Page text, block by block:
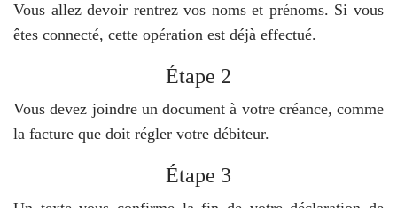
Vous allez devoir rentrez vos noms et prénoms. Si vous
êtes connecté, cette opération est déjà effectué.
Étape 2
Vous devez joindre un document à votre créance, comme
la facture que doit régler votre débiteur.
Étape 3